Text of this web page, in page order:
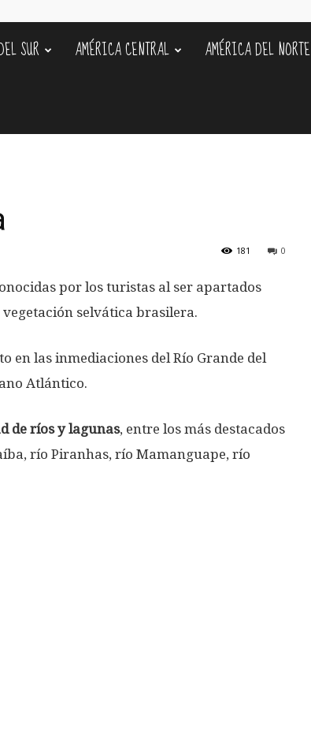
SUR AMÉRICA CENTRAL AMÉRICA DEL NORTE
0
181
por los turistas al ser apartados
vegetación selvática brasilera.
en las inmediaciones del Río Grande del
Atlántico.
de ríos y lagunas, entre los más destacados
río Piranhas, río Mamanguape, río